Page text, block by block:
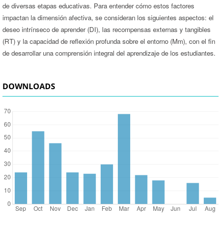
de diversas etapas educativas. Para entender cómo estos factores
impactan la dimensión afectiva, se consideran los siguientes aspectos: el
deseo intrínseco de aprender (DI), las recompensas externas y tangibles
(RT) y la capacidad de reflexión profunda sobre el entorno (Mm), con el fin
de desarrollar una comprensión integral del aprendizaje de los estudiantes.
DOWNLOADS